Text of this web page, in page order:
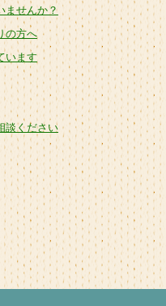
ませんか？
の方へ
います
談ください